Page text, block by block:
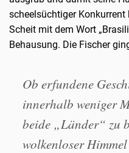
scheelsüchtiger
Scheit mit dem Wort
Behausung. Die Fischer
Ob erfundene
innerhalb weniger
beide „Länder“ zu
wolkenloser